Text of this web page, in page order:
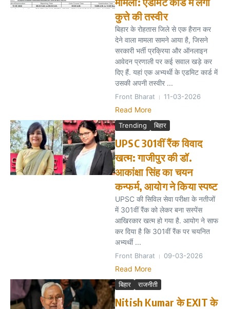
कुत्ते की तस्वीर
बिहार के रोहतास जिले से एक हैरान कर
देने वाला मामला सामने आया है, जिसने
सरकारी भर्ती प्रक्रिया और ऑनलाइन
आवेदन प्रणाली पर कई सवाल खड़े कर
दिए हैं. यहां एक अभ्यर्थी के एडमिट कार्ड में
उसकी अपनी तस्वीर ...
Front Bharat 11-03-2026
Read More
Trending बिहार
UPSC 301वीं रैंक विवाद
खत्म: गाजीपुर की डॉ.
आकांक्षा सिंह का चयन
कन्फर्म, आयोग ने किया स्पष्ट
UPSC की सिविल सेवा परीक्षा के नतीजों
में 301वीं रैंक को लेकर बना सस्पेंस
आखिरकार खत्म हो गया है. आयोग ने साफ
कर दिया है कि 301वीं रैंक पर चयनित
अभ्यर्थी ...
Front Bharat 09-03-2026
Read More
बिहार राजनीती
Nitish Kumar के EXIT के